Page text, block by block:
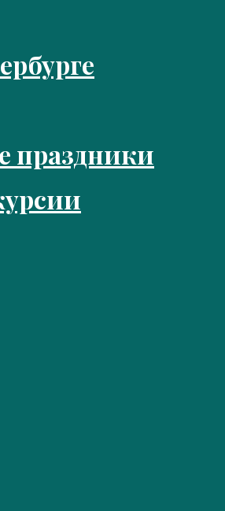
праздники